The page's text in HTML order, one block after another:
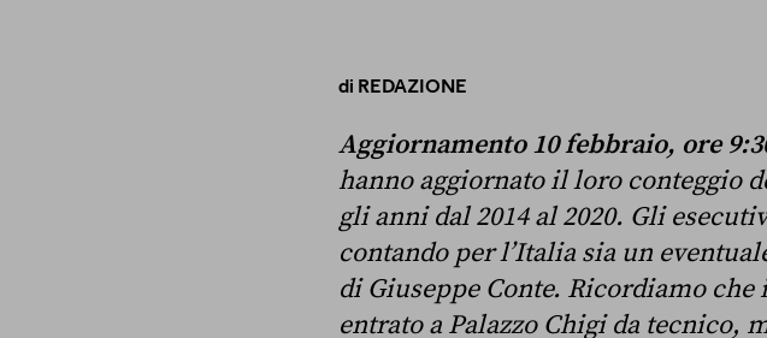
di REDAZIONE
Aggiornamento 10 febbraio, ore
hanno aggiornato il loro conteggio
gli anni dal 2014 al 2020. Gli
contando per l’Italia sia un
di Giuseppe Conte. Ricordiamo
entrato a Palazzo Chigi da tecnico,